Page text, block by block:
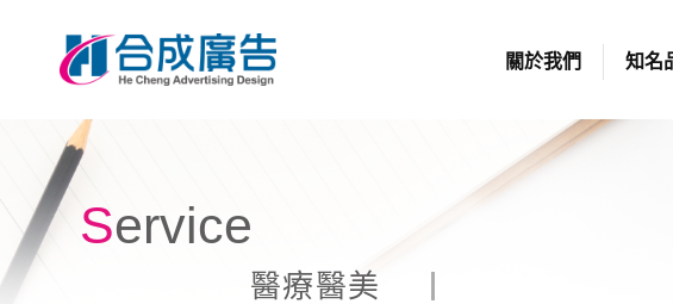
關於我們 知名
Service
醫療醫美